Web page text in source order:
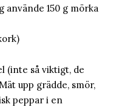
använde 150 g mörka
(inte så viktigt, de
upp grädde, smör,
peppar i en